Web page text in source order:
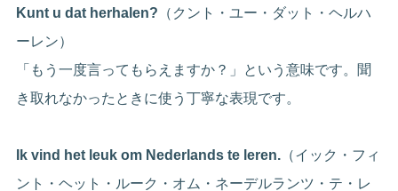
Kunt u dat herhalen? （クント・ユー・ダット・ヘルハ
ーレン）
「もう一度言ってもらえますか？」という意味です。聞
き取れなかったときに使う丁寧な表現です。
Ik vind het leuk om Nederlands te leren. （イック・フィ
ント・ヘット・ルーク・オム・ネーデルランツ・テ・レ